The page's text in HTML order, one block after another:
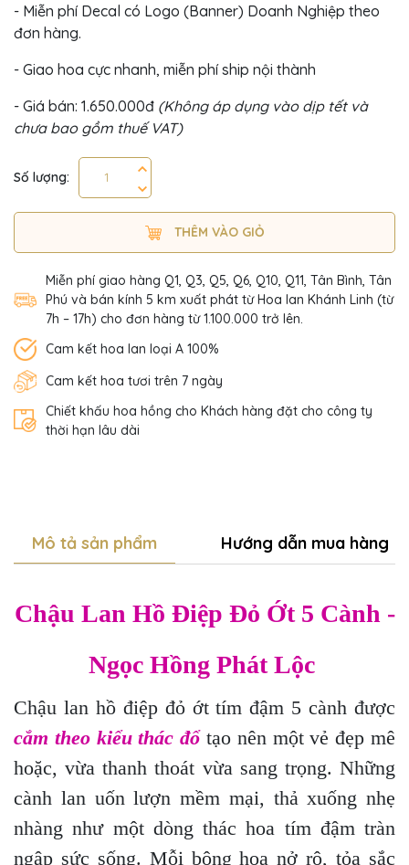
- Miễn phí Decal có Logo (Banner) Doanh Nghiệp theo
đơn hàng.
- Giao hoa cực nhanh, miễn phí ship nội thành
- Giá bán: 1.650.000đ (Không áp dụng vào dịp tết và
chưa bao gồm thuế VAT)
Số lượng:
THÊM VÀO GIỎ
Miễn phí giao hàng Q1, Q3, Q5, Q6, Q10, Q11, Tân Bình, Tân
Phú và bán kính 5 km xuất phát từ Hoa lan Khánh Linh (từ
7h – 17h) cho đơn hàng từ 1.100.000 trở lên.
Cam kết hoa lan loại A 100%
Cam kết hoa tươi trên 7 ngày
Chiết khấu hoa hồng cho Khách hàng đặt cho công ty
thời hạn lâu dài
Mô tả sản phẩm Hướng dẫn mua hàng
Chậu Lan Hồ Điệp Đỏ Ớt 5 Cành -
Ngọc Hồng Phát Lộc
Chậu lan hồ điệp đỏ ớt tím đậm 5 cành được
cắm theo kiểu thác đổtạo nên một vẻ đẹp mê
hoặc, vừa thanh thoát vừa sang trọng. Những
cành lan uốn lượn mềm mại, thả xuống nhẹ
nhàng như một dòng thác hoa tím đậm tràn
ngập sức sống. Mỗi bông hoa nở rộ, tỏa sắc